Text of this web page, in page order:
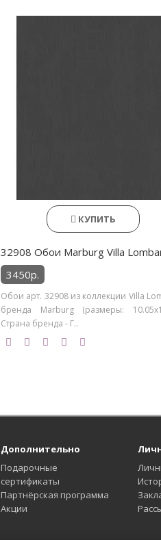
КУПИТЬ
32908 Обои Marburg Villa
3450р.
Обои арт. 32908 из коллекции Villa
бренда Marburg (размеры:
Страна бренда - Г..
Дополнительно
Подарочные
сертификаты
Партнёрская программа
Акции